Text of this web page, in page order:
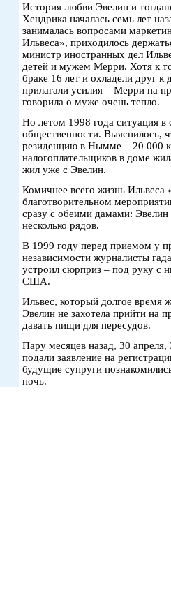
История любви Эвелин и
Хендрика началась семь лет
занималась вопросами
Ильвеса», приходилось
министр иностранных дел
детей и мужем Мерри. Хотя к
браке 16 лет и охладели друг
прилагали усилия – Мерри на
говорила о муже очень тепло.
Но летом 1998 года ситуация в
общественности. Выяснилось,
резиденцию в Нымме – 20 000
налогоплательщиков в доме
жил уже с Эвелин.
Комичнее всего жизнь
благотворительном
сразу с обеими дамами:
несколько рядов.
В 1999 году перед приемом у
независимости журналисты
устроил сюрприз – под руку с
США.
Ильвес, который долгое время
Эвелин не захотела прийти на
давать пищи для пересудов.
Пару месяцев назад, 30
подали заявление на
будущие супруги
ночь.